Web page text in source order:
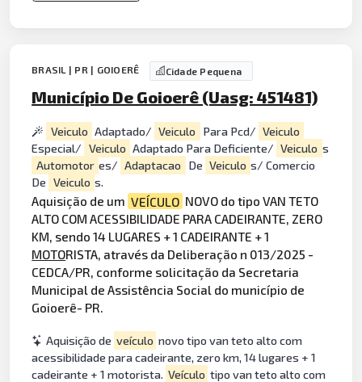
BRASIL | PR | GOIOERÊ Cidade Pequena
Município De Goioerê (Uasg: 451481)
Veiculo Adaptado/ Veiculo Para Pcd/ Veiculo
Especial/ Veiculo Adaptado Para Deficiente/ Veiculo s
Automotor es/ Adaptacao De Veiculo s/ Comercio
De Veiculo s.
Aquisição de um VEÍCULO NOVO do tipo VAN TETO
ALTO COM ACESSIBILIDADE PARA CADEIRANTE, ZERO
KM, sendo 14 LUGARES + 1 CADEIRANTE + 1
MOTORISTA, através da Deliberação n 013/2025 -
CEDCA/PR, conforme solicitação da Secretaria
Municipal de Assistência Social do município de
Goioerê- PR.
Aquisição de veículo novo tipo van teto alto com
acessibilidade para cadeirante, zero km, 14 lugares + 1
cadeirante + 1 motorista. Veículo tipo van teto alto com